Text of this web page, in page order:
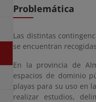
Problemática
Las distintas
se encuentran
En la provincia de
espacios de dominio
playas para su uso en
realizar estudios,